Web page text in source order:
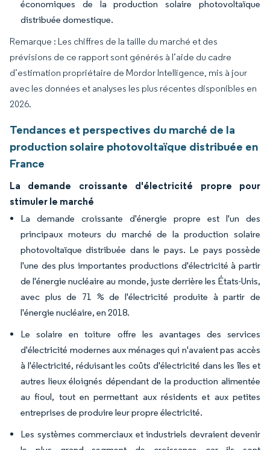
économiques de la production solaire photovoltaïque
distribuée domestique.
Remarque : Les chiffres de la taille du marché et des
prévisions de ce rapport sont générés à l’aide du cadre
d’estimation propriétaire de Mordor Intelligence, mis à jour
avec les données et analyses les plus récentes disponibles en
2026.
Tendances et perspectives du marché de la
production solaire photovoltaïque distribuée en
France
La demande croissante d'électricité propre pour
stimuler le marché
La demande croissante d'énergie propre est l'un des
principaux moteurs du marché de la production solaire
photovoltaïque distribuée dans le pays. Le pays possède
l'une des plus importantes productions d'électricité à partir
de l'énergie nucléaire au monde, juste derrière les États-Unis,
avec plus de 71 % de l'électricité produite à partir de
l'énergie nucléaire, en 2018.
Le solaire en toiture offre les avantages des services
d'électricité modernes aux ménages qui n'avaient pas accès
à l'électricité, réduisant les coûts d'électricité dans les îles et
autres lieux éloignés dépendant de la production alimentée
au fioul, tout en permettant aux résidents et aux petites
entreprises de produire leur propre électricité.
Les systèmes commerciaux et industriels devraient devenir